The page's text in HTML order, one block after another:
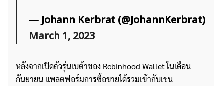
— Johann Kerbrat (@JohannKerbrat)
March 1, 2023
หลังจากเปิดตัวรุ่นเบต้าของ Robinhood Wallet ในเดือน
กันยายน แพลตฟอร์มการซื้อขายได้รวมเข้ากับเชน